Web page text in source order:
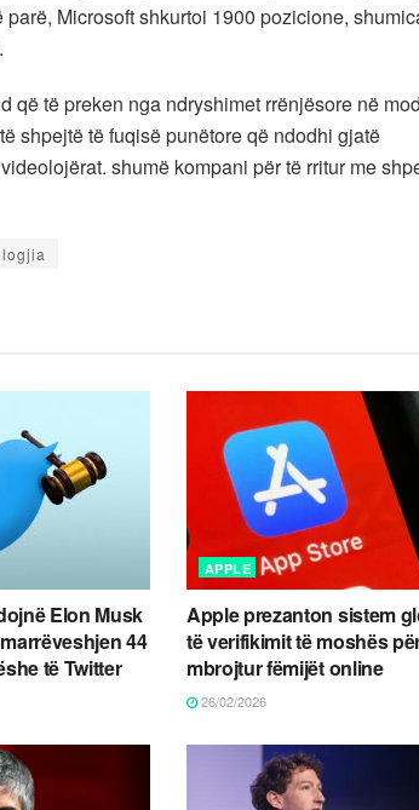
Microsoft shkurtoi 1900 pozicione,
që të preken nga ndryshimet rrënjësore në
shpejtë të fuqisë punëtore që ndodhi gjatë
shumë kompani për të rritur me
Elon Musk
44
të Twitter
APPLE
Apple prezanton sistem
të verifikimit të moshës
mbrojtur fëmijët online
26/02/2026